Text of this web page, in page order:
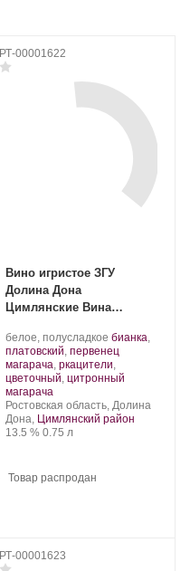
РТ-00001622
Вино игристое ЗГУ
Долина Дона
Цимлянские Вина
Производитель:
Цимлянские
Вина.
белое, полусладкое .
Сорт
винограда:
бианка,
платовский, первенец
магарача, ркацители,
цветочный, цитронный
магарача.
Регион:
Ростовская область, Долина
Дона, Цимлянский район
Крепость
13.5 %. Объем
0.75 л
Товар распродан
РТ-00001623